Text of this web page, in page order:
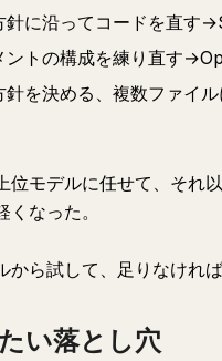
針に沿ってコードを直す
ントの構成を練り直す
針を決める、複数ファイ
位モデルに任せて、それ
なった。
から試して、足りなけれ
い落とし穴